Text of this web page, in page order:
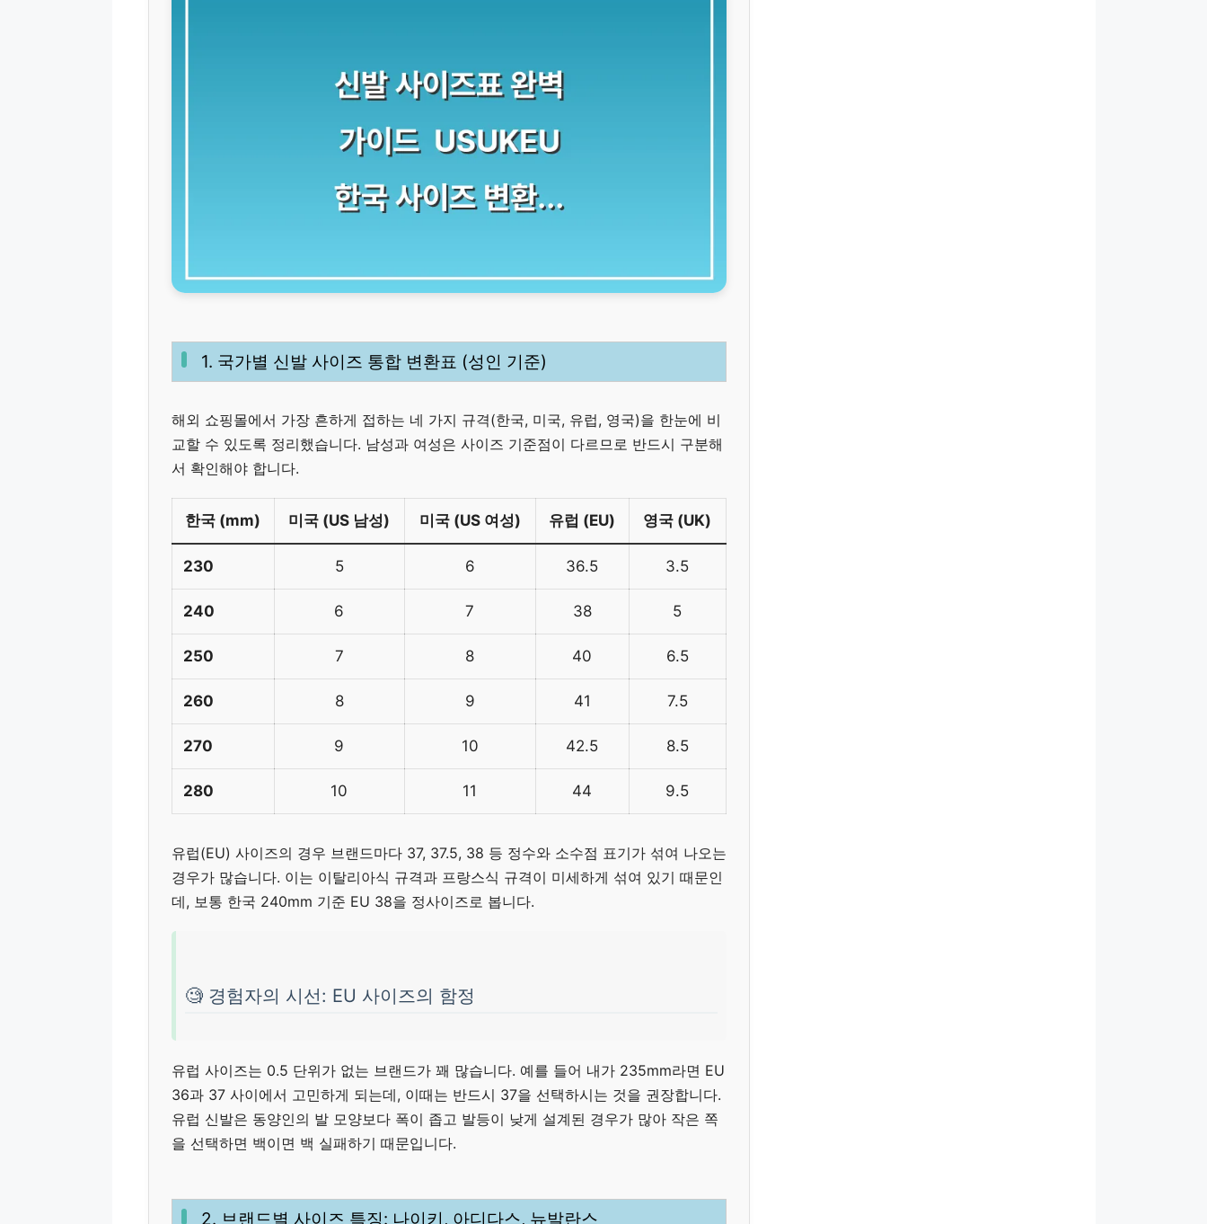
1. 국가별 신발 사이즈 통합 변환표 (성인 기준)
해외 쇼핑몰에서 가장 흔하게 접하는 네 가지 규격(한국, 미국, 유럽, 영국)을 한눈에 비
교할 수 있도록 정리했습니다. 남성과 여성은 사이즈 기준점이 다르므로 반드시 구분해
서 확인해야 합니다.
한국 (mm) 미국 (US 남성) 미국 (US 여성) 유럽 (EU) 영국 (UK)
230 5 6 36.5 3.5
240 6 7 38 5
250 7 8 40 6.5
260 8 9 41 7.5
270 9 10 42.5 8.5
280 10 11 44 9.5
유럽(EU) 사이즈의 경우 브랜드마다 37, 37.5, 38 등 정수와 소수점 표기가 섞여 나오는
경우가 많습니다. 이는 이탈리아식 규격과 프랑스식 규격이 미세하게 섞여 있기 때문인
데, 보통 한국 240mm 기준 EU 38을 정사이즈로 봅니다.
🧐 경험자의 시선: EU 사이즈의 함정
유럽 사이즈는 0.5 단위가 없는 브랜드가 꽤 많습니다. 예를 들어 내가 235mm라면 EU
36과 37 사이에서 고민하게 되는데, 이때는 반드시 37을 선택하시는 것을 권장합니다.
유럽 신발은 동양인의 발 모양보다 폭이 좁고 발등이 낮게 설계된 경우가 많아 작은 쪽
을 선택하면 백이면 백 실패하기 때문입니다.
2. 브랜드별 사이즈 특징: 나이키, 아디다스, 뉴발란스